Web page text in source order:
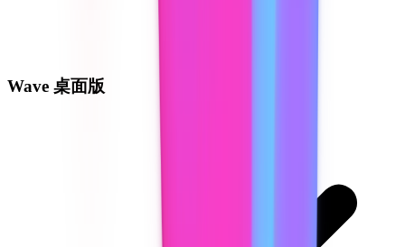
Wave 桌面版